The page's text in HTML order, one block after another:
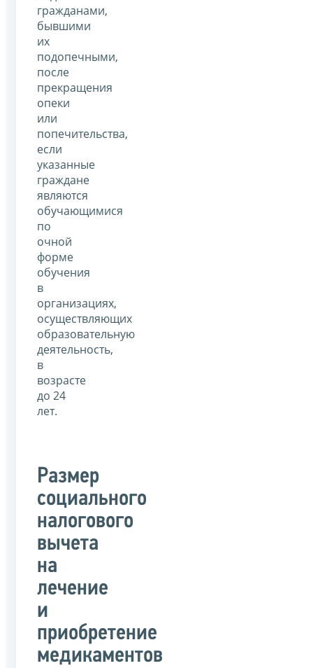
гражданами,
бывшими
их
подопечными,
после
прекращения
опеки
или
попечительства,
если
указанные
граждане
являются
обучающимися
по
очной
форме
обучения
в
организациях,
осуществляющих
образовательную
деятельность,
в
возрасте
до 24
лет.
Размер
социального
налогового
вычета
на
лечение
и
приобретение
медикаментов